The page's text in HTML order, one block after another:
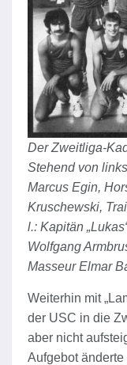
Der Zweitliga-
Stehend von
Marcus Egin,
Kruschewski,
l.: Kapitän
Wolfgang
Masseur Elmar
Weiterhin mit
der USC in die
aber nicht
Aufgebot